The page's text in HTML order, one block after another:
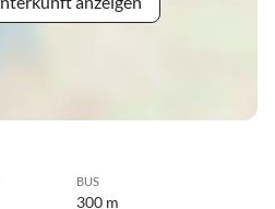
BUS
300 m